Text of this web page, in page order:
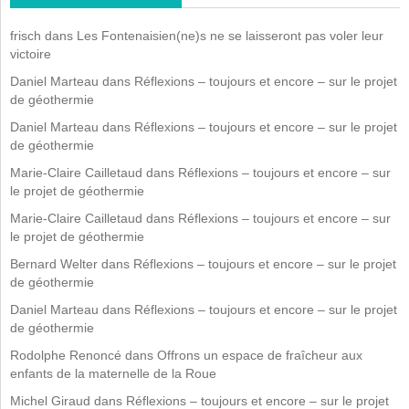
frisch dans Les Fontenaisien(ne)s ne se laisseront pas voler leur
victoire
Daniel Marteau dans Réflexions – toujours et encore – sur le projet
de géothermie
Daniel Marteau dans Réflexions – toujours et encore – sur le projet
de géothermie
Marie-Claire Cailletaud dans Réflexions – toujours et encore – sur
le projet de géothermie
Marie-Claire Cailletaud dans Réflexions – toujours et encore – sur
le projet de géothermie
Bernard Welter dans Réflexions – toujours et encore – sur le projet
de géothermie
Daniel Marteau dans Réflexions – toujours et encore – sur le projet
de géothermie
Rodolphe Renoncé dans Offrons un espace de fraîcheur aux
enfants de la maternelle de la Roue
Michel Giraud dans Réflexions – toujours et encore – sur le projet